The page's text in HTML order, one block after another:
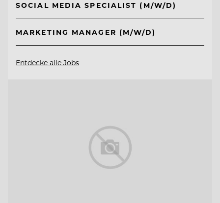
SOCIAL MEDIA SPECIALIST (M/W/D)
MARKETING MANAGER (M/W/D)
Entdecke alle Jobs